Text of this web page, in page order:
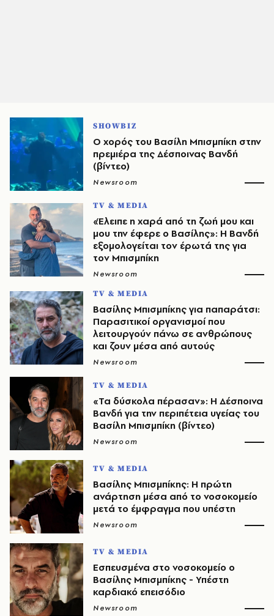
SHOWBIZ
Ο χορός του Βασίλη Μπισμπίκη στην
πρεμιέρα της Δέσποινας Βανδή
(βίντεο)
Newsroom
TV & MEDIA
«Έλειπε η χαρά από τη ζωή μου και
μου την έφερε ο Βασίλης»: Η Βανδή
εξομολογείται τον έρωτά της για
τον Μπισμπίκη
Newsroom
TV & MEDIA
Βασίλης Μπισμπίκης για παπαράτσι:
Παρασιτικοί οργανισμοί που
λειτουργούν πάνω σε ανθρώπους
και ζουν μέσα από αυτούς
Newsroom
TV & MEDIA
«Τα δύσκολα πέρασαν»: Η Δέσποινα
Βανδή για την περιπέτεια υγείας του
Βασίλη Μπισμπίκη (βίντεο)
Newsroom
TV & MEDIA
Βασίλης Μπισμπίκης: Η πρώτη
ανάρτηση μέσα από το νοσοκομείο
μετά το έμφραγμα που υπέστη
Newsroom
TV & MEDIA
Εσπευσμένα στο νοσοκομείο ο
Βασίλης Μπισμπίκης - Υπέστη
καρδιακό επεισόδιο
Newsroom